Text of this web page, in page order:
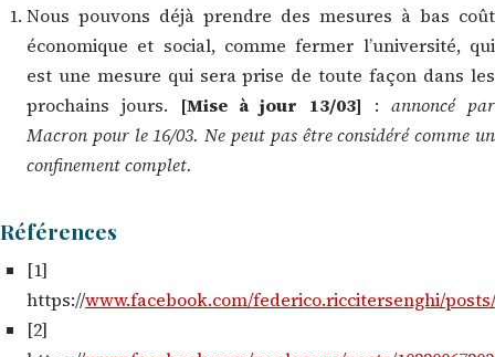
Nous pouvons déjà prendre des mesures à bas coût
économique et social, comme fermer l’université, qui
est une mesure qui sera prise de toute façon dans les
prochains jours. [Mise à jour 13/03] : annoncé par
Macron pour le 16/03. Ne peut pas être considéré comme un
confinementcomplet.
Références
[1]
https://www.facebook.com/federico.riccitersenghi/posts/
[2]